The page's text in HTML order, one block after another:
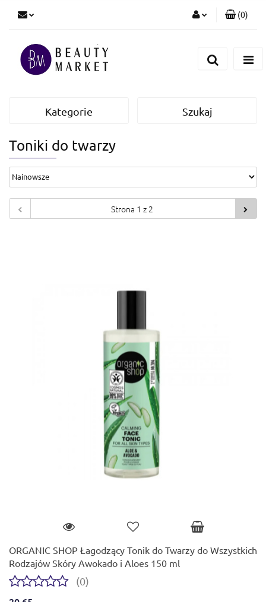
(0)
Kategorie Szukaj
Toniki do twarzy
ORGANIC SHOP Łagodzący Tonik do Twarzy do Wszystkich
Rodzajów Skóry Awokado i Aloes 150 ml
(0)